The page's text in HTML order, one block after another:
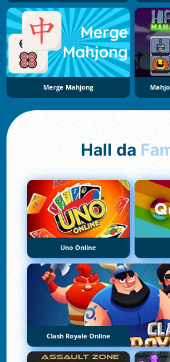
Merge Mahjong
Hall da
Uno Online
Clash Royale Online